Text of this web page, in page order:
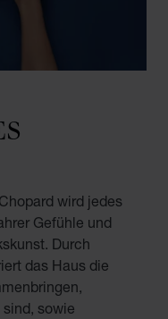
wird jedes
Gefühle und
Durch
das Haus die
sowie